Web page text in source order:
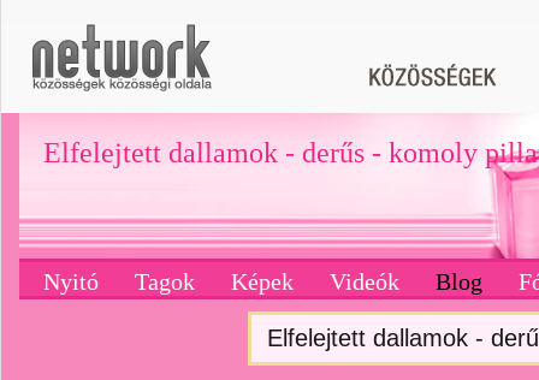
Elfelejtett dallamok - derűs - komoly
Nyitó Tagok Képek Videók Blog
Elfelejtett dallamok -